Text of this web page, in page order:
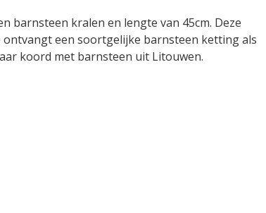
barnsteen kralen en lengte van 45cm. Deze
een soortgelijke barnsteen ketting als
koord met barnsteen uit Litouwen.